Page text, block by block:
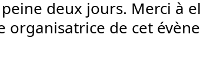
deux jours. Merci à
organisatrice de cet